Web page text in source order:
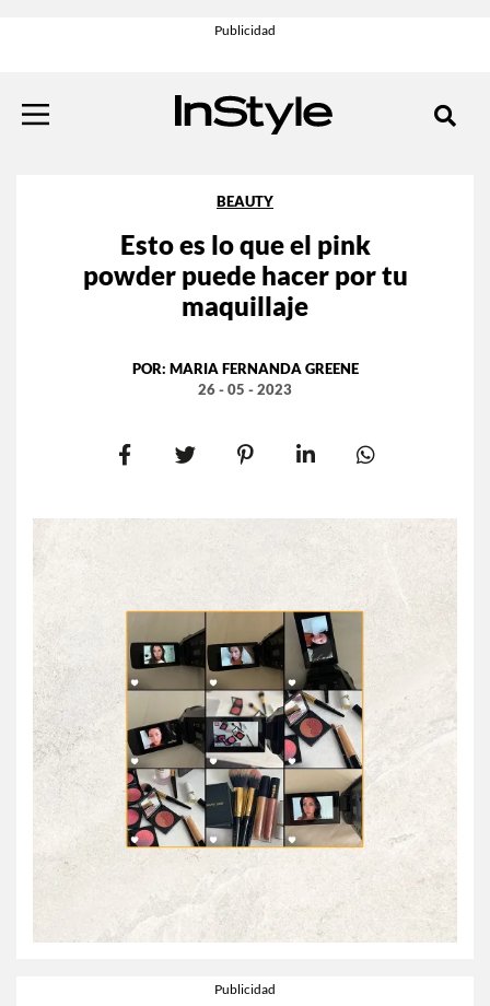
BEAUTY
Esto es lo que el pink
powder puede hacer por tu
maquillaje
POR: MARIA FERNANDA GREENE
26 - 05 - 2023